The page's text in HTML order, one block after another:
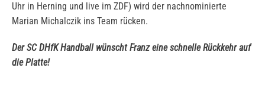
Uhr in Herning und live im ZDF) wird der nachnominierte
Marian Michalczik ins Team rücken.
Der SC DHfK Handball wünscht Franz eine schnelle Rückkehr auf
die Platte!